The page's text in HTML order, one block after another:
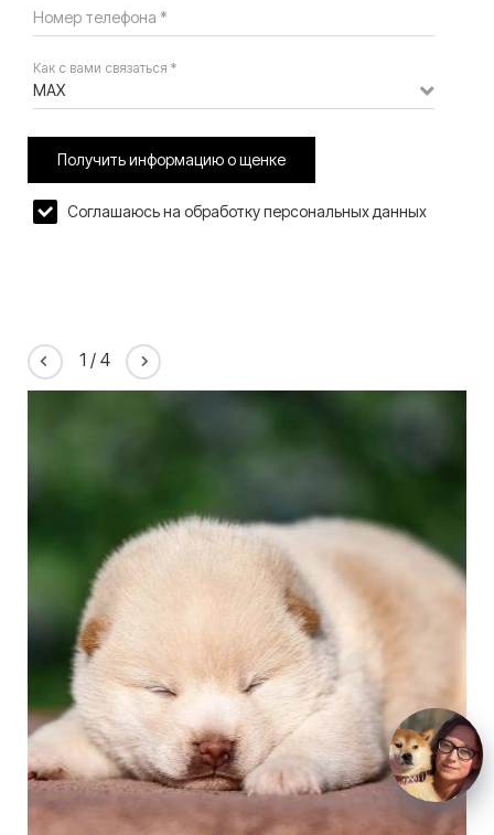
Номер телефона *
Как с вами связаться *
MAX
Получить информацию о щенке
Соглашаюсь на обработку персональных данных
1 / 4